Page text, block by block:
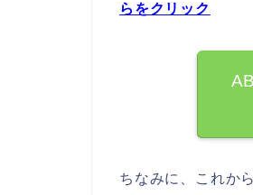
らをクリック
ちなみに、これか